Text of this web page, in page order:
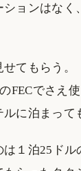
ョンはな
てもらう。
FECでさえ
に泊まって
１泊25ドル